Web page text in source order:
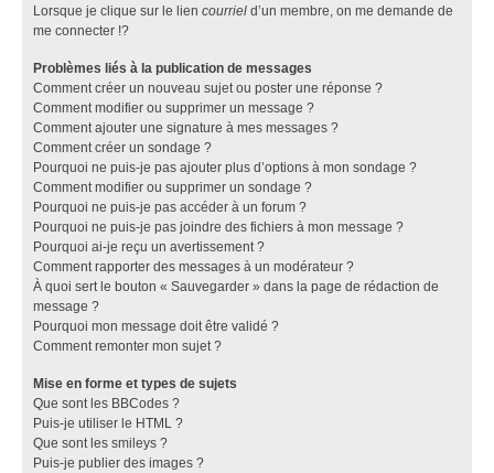
Lorsque je clique sur le lien courriel d’un membre, on me demande de
me connecter !?
Problèmes liés à la publication de messages
Comment créer un nouveau sujet ou poster une réponse ?
Comment modifier ou supprimer un message ?
Comment ajouter une signature à mes messages ?
Comment créer un sondage ?
Pourquoi ne puis-je pas ajouter plus d’options à mon sondage ?
Comment modifier ou supprimer un sondage ?
Pourquoi ne puis-je pas accéder à un forum ?
Pourquoi ne puis-je pas joindre des fichiers à mon message ?
Pourquoi ai-je reçu un avertissement ?
Comment rapporter des messages à un modérateur ?
À quoi sert le bouton « Sauvegarder » dans la page de rédaction de
message ?
Pourquoi mon message doit être validé ?
Comment remonter mon sujet ?
Mise en forme et types de sujets
Que sont les BBCodes ?
Puis-je utiliser le HTML ?
Que sont les smileys ?
Puis-je publier des images ?